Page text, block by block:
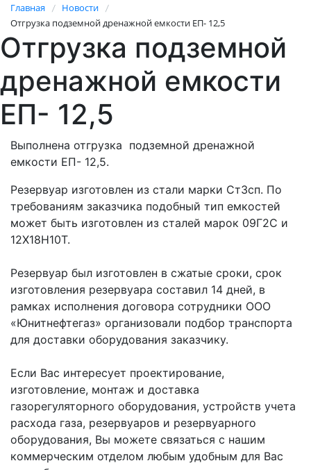
Главная / Новости /
Отгрузка подземной дренажной емкости ЕП- 12,5
Отгрузка подземной
дренажной емкости
ЕП- 12,5
Выполнена отгрузка подземной дренажной
емкости ЕП- 12,5.
Резервуар изготовлен из стали марки Ст3сп. По
требованиям заказчика подобный тип емкостей
может быть изготовлен из сталей марок 09Г2С и
12Х18Н10Т.
Резервуар был изготовлен в сжатые сроки, срок
изготовления резервуара составил 14 дней, в
рамках исполнения договора сотрудники ООО
«Юнитнефтегаз» организовали подбор транспорта
для доставки оборудования заказчику.
Если Вас интересует проектирование,
изготовление, монтаж и доставка
газорегуляторного оборудования, устройств учета
расхода газа, резервуаров и резервуарного
оборудования, Вы можете связаться с нашим
коммерческим отделом любым удобным для Вас